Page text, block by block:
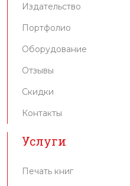
Издательство
Портфолио
Оборудование
Отзывы
Скидки
Контакты
Услуги
Печать книг